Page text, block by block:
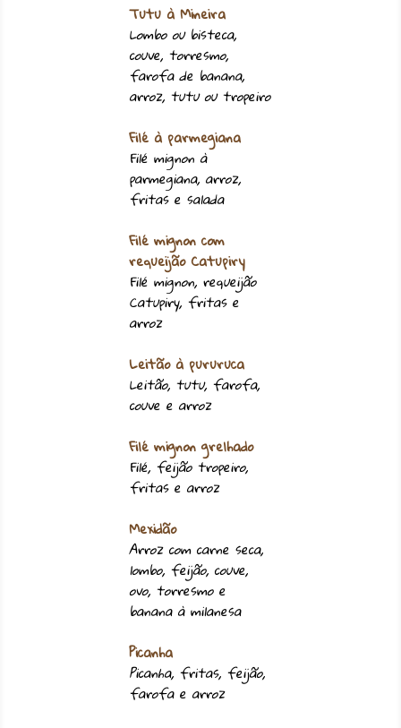
Tutu à Mineira
Lombo ou bisteca,
couve, torresmo,
farofa de banana,
arroz, tutu ou tropeiro
Filé à parmegiana
Filé mignon à
parmegiana, arroz,
fritas e salada
Filé mignon com
requeijão Catupiry
Filé mignon, requeijão
Catupiry, fritas e
arroz
Leitão à pururuca
Leitão, tutu, farofa,
couve e arroz
Filé mignon grelhado
Filé, feijão tropeiro,
fritas e arroz
Mexidão
Arroz com carne seca,
lombo, feijão, couve,
ovo, torresmo e
banana à milanesa
Picanha
Picanha, fritas, feijão,
farofa e arroz